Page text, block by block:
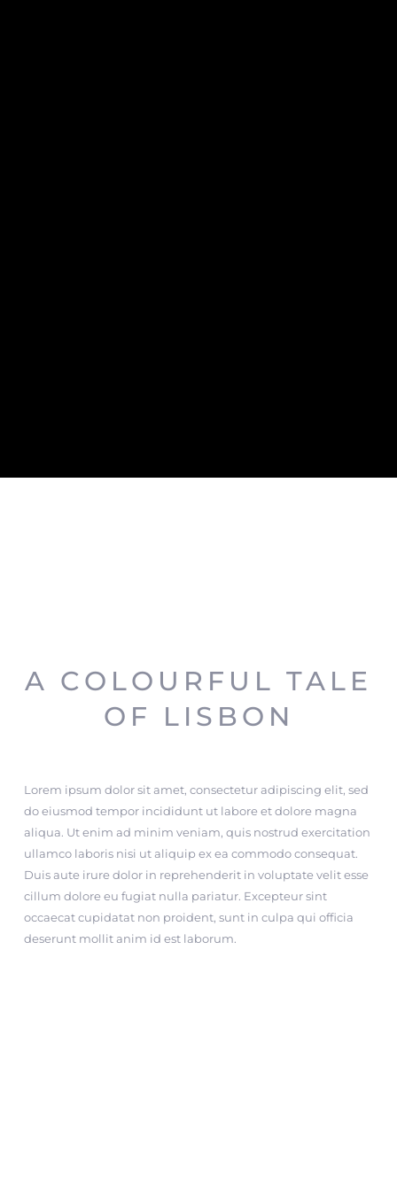
A COLOURFUL TALE
OF LISBON
Lorem ipsum dolor sit amet, consectetur adipiscing elit, sed
do eiusmod tempor incididunt ut labore et dolore magna
aliqua. Ut enim ad minim veniam, quis nostrud exercitation
ullamco laboris nisi ut aliquip ex ea commodo consequat.
Duis aute irure dolor in reprehenderit in voluptate velit esse
cillum dolore eu fugiat nulla pariatur. Excepteur sint
occaecat cupidatat non proident, sunt in culpa qui officia
deserunt mollit anim id est laborum.